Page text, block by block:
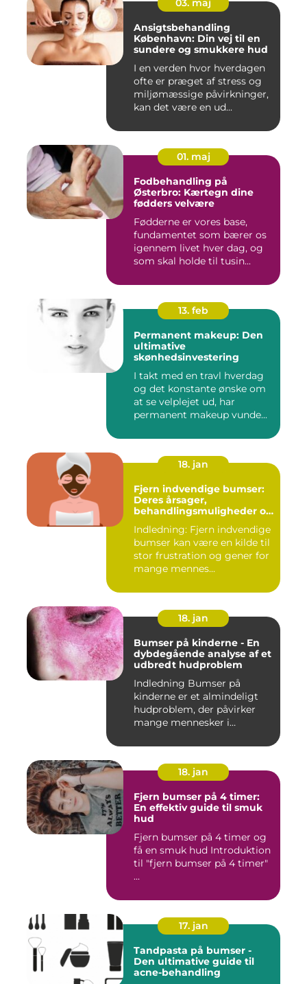
03. maj
Ansigtsbehandling
København: Din vej til en
sundere og smukkere hud
I en verden hvor hverdagen
ofte er præget af stress og
miljømæssige påvirkninger,
kan det være en ud...
01. maj
Fodbehandling på
Østerbro: Kærtegn dine
fødders velvære
Fødderne er vores base,
fundamentet som bærer os
igennem livet hver dag, og
som skal holde til tusin...
13. feb
Permanent makeup: Den
ultimative
skønhedsinvestering
I takt med en travl hverdag
og det konstante ønske om
at se velplejet ud, har
permanent makeup vunde...
18. jan
Fjern indvendige bumser:
Deres årsager,
behandlingsmuligheder og
Indledning: Fjern indvendige
bumser kan være en kilde til
stor frustration og gener for
mange mennes...
18. jan
Bumser på kinderne - En
dybdegående analyse af et
udbredt hudproblem
Indledning Bumser på
kinderne er et almindeligt
hudproblem, der påvirker
mange mennesker i
18. jan
Fjern bumser på 4 timer:
En effektiv guide til smuk
hud
Fjern bumser på 4 timer og
få en smuk hud Introduktion
til "fjern bumser på 4 timer"
...
17. jan
Tandpasta på bumser -
Den ultimative guide til
acne-behandling